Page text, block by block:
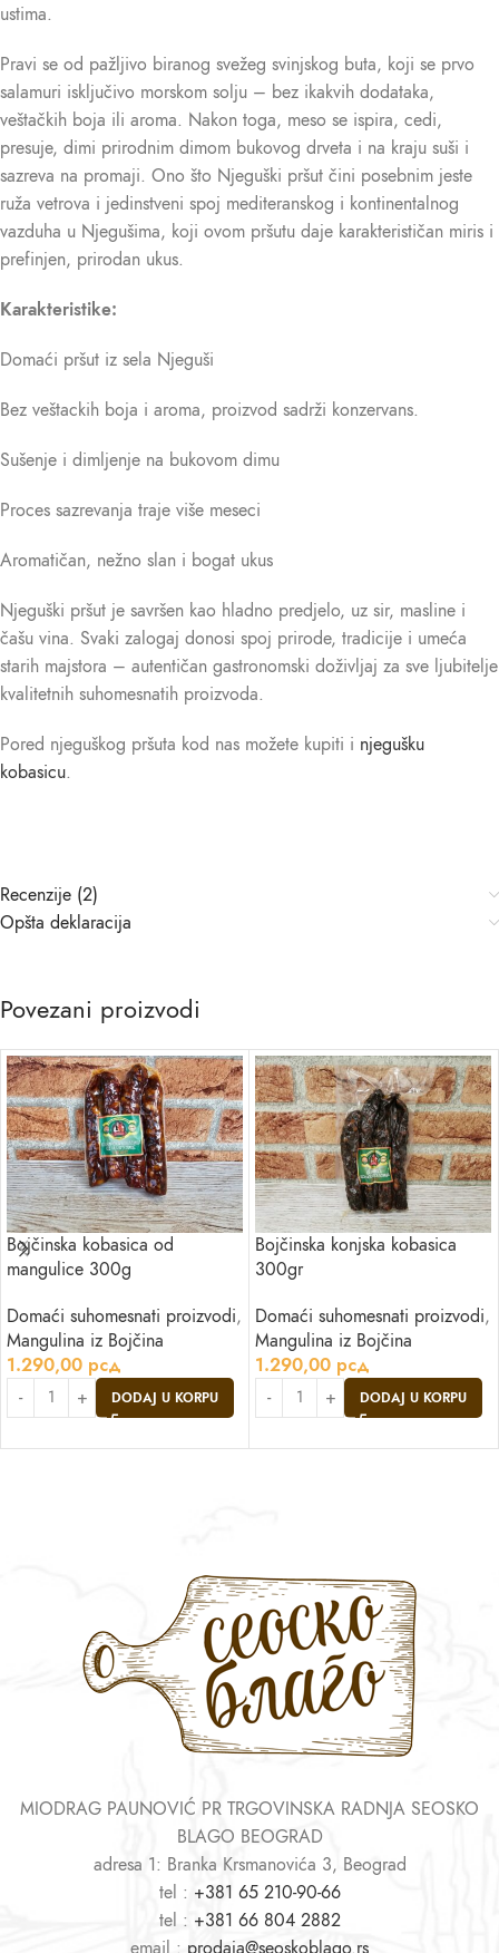
ustima.
Pravi se od pažljivo biranog svežeg svinjskog buta, koji se prvo
salamuri isključivo morskom solju – bez ikakvih dodataka,
veštačkih boja ili aroma. Nakon toga, meso se ispira, cedi,
presuje, dimi prirodnim dimom bukovog drveta i na kraju suši i
sazreva na promaji. Ono što Njeguški pršut čini posebnim jeste
ruža vetrova i jedinstveni spoj mediteranskog i kontinentalnog
vazduha u Njegušima, koji ovom pršutu daje karakterističan miris i
prefinjen, prirodan ukus.
Karakteristike:
Domaći pršut iz sela Njeguši
Bez veštackih boja i aroma, proizvod sadrži konzervans.
Sušenje i dimljenje na bukovom dimu
Proces sazrevanja traje više meseci
Aromatičan, nežno slan i bogat ukus
Njeguški pršut je savršen kao hladno predjelo, uz sir, masline i
čašu vina. Svaki zalogaj donosi spoj prirode, tradicije i umeća
starih majstora – autentičan gastronomski doživljaj za sve ljubitelje
kvalitetnih suhomesnatih proizvoda.
Pored njeguškog pršuta kod nas možete kupiti i njegušku
kobasicu.
Recenzije (2)
Opšta deklaracija
Povezani proizvodi
Bojčinska kobasica od
mangulice 300g
Domaći suhomesnati proizvodi,
Mangulina iz Bojčina
1.290,00 рсд
DODAJ U KORPU
Bojčinska konjska kobasica
300gr
Domaći suhomesnati proizvodi,
Mangulina iz Bojčina
1.290,00 рсд
DODAJ U KORPU
MIODRAG PAUNOVIĆ PR TRGOVINSKA RADNJA SEOSKO
BLAGO BEOGRAD
adresa 1: Branka Krsmanovića 3, Beograd
tel : +381 65 210-90-66
tel : +381 66 804 2882